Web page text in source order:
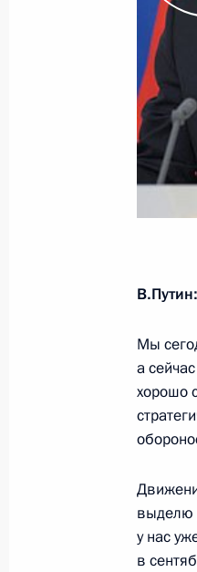
2
29
29
29
29
В.Путин:
Мы
а
хорошо
выделю
у нас
в